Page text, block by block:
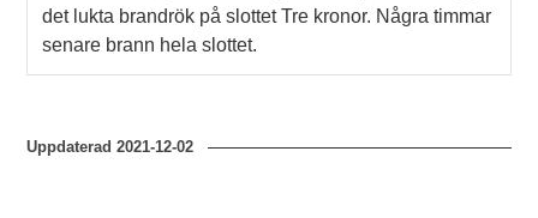
det lukta brandrök på slottet Tre kronor. Några timmar
senare brann hela slottet.
Uppdaterad2021-12-02